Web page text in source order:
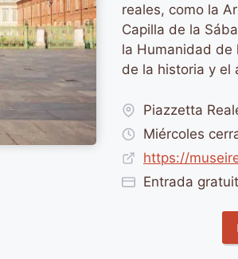
reales, como la
Capilla de la
la Humanidad de
de la historia y el
Piazzetta
Miércoles
https://
Entrada